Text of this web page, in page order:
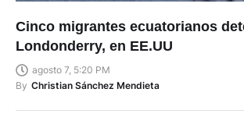
Londonderry, en EE.UU
agosto 7, 5:20 PM
By Christian Sánchez Mendieta